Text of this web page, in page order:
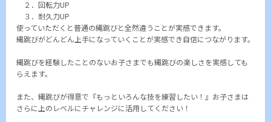
２．回転力UP
３．耐久力UP
使っていただくと普通の縄跳びと全然違うことが実感できます。
縄跳びがどんどん上手になっていくことが実感でき自信につながります。
縄跳びを経験したことのないお子さまでも縄跳びの楽しさを実感しても
らえます。
また、縄跳びが得意で『もっといろんな技を練習したい！』お子さまは
さらに上のレベルにチャレンジに活用してください！